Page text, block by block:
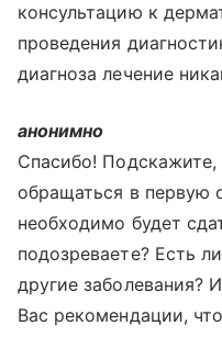
консультацию к
проведения
диагноза лечение
анонимно
Спасибо!
обращаться в первую
необходимо будет
подозреваете? Есть
другие заболевания?
Вас рекомендации,